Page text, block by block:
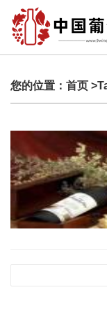
您的位置： 首页